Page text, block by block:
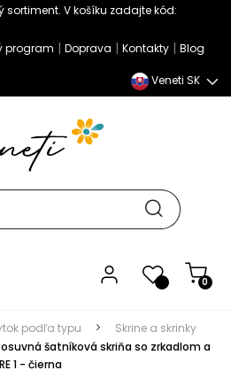
sortiment. V košíku zadajte kód:
program | Doprava | Kontakty | Blog
Veneti SK
0
podľa typu
Skrine a skrinky
šatníková skriňa so zrkadlom a
1 - čierna